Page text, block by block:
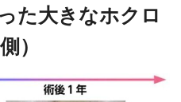
た大きなホクロ
）